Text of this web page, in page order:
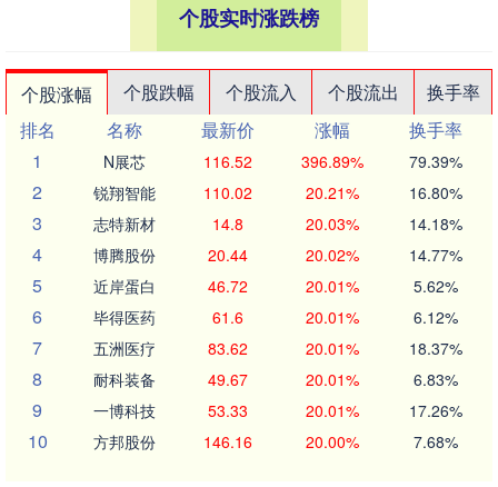
个股实时涨跌榜
个股涨幅 个股跌幅 个股流入 个股流出
换手率
排名
名称 最新价 涨幅
换手率
1
N展芯 116.52 396.89% 79.39%
2 锐翔智能 110.02 20.21% 16.80%
3 志特新材 14.8 20.03% 14.18%
4 博腾股份 20.44 20.02% 14.77%
5 近岸蛋白 46.72 20.01% 5.62%
6 毕得医药 61.6 20.01% 6.12%
7 五洲医疗 83.62 20.01% 18.37%
8 耐科装备 49.67 20.01% 6.83%
9 一博科技 53.33 20.01% 17.26%
10 方邦股份 146.16 20.00% 7.68%